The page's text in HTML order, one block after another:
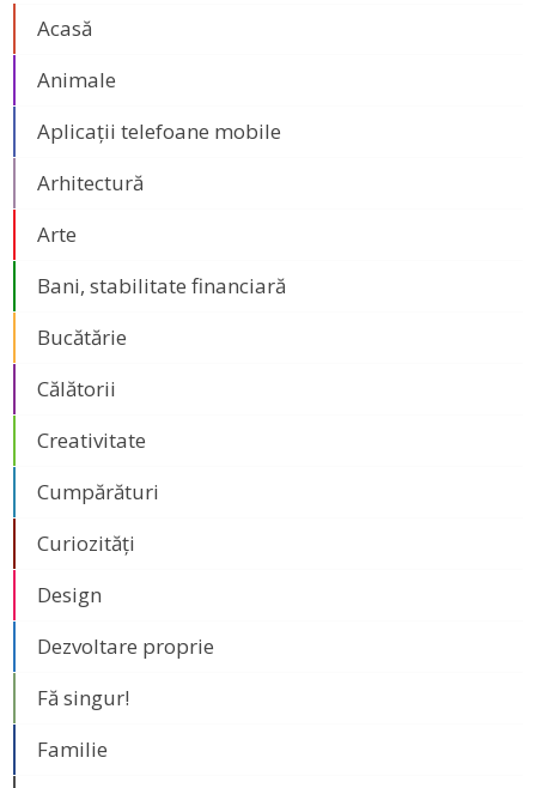
Acasă
Animale
Aplicații telefoane mobile
Arhitectură
Arte
Bani, stabilitate financiară
Bucătărie
Călătorii
Creativitate
Cumpărături
Curiozități
Design
Dezvoltare proprie
Fă singur!
Familie